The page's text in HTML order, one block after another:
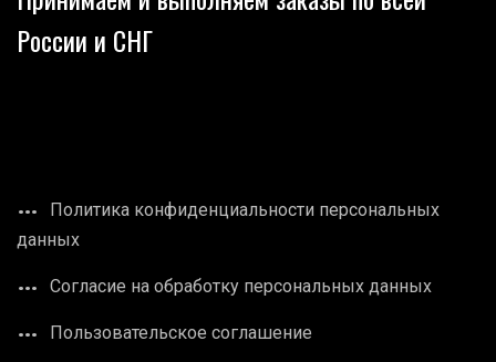
России и СНГ
Политика конфиденциальности персональных
данных
Согласие на обработку персональных данных
Пользовательское соглашение